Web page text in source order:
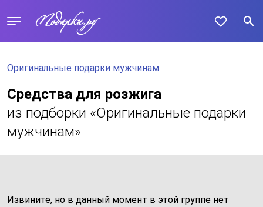
Оригинальные подарки мужчинам
Средства для розжига
из подборки «Оригинальные подарки
мужчинам»
Извините, но в данный момент в этой группе нет